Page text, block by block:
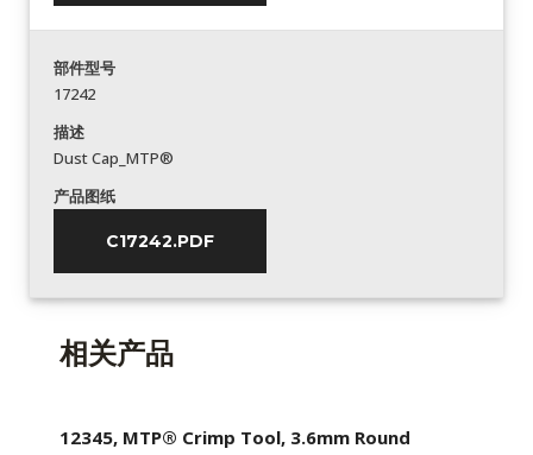
部件型号
17242
描述
Dust Cap_MTP®
产品图纸
C17242.PDF
相关产品
12345, MTP® Crimp Tool, 3.6mm Round